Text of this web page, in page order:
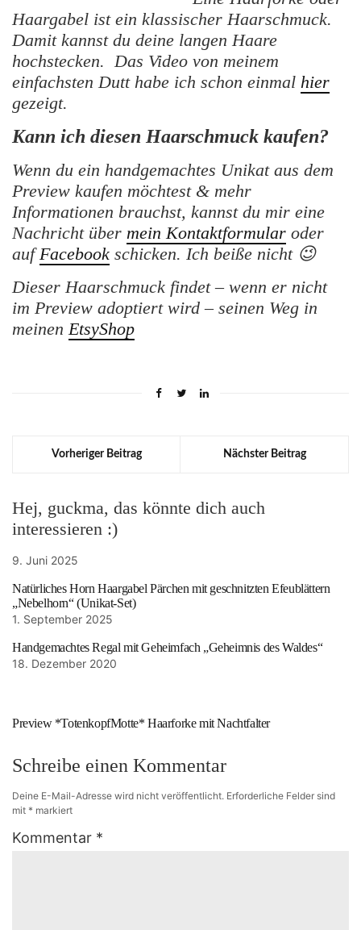
Haargabel ist ein klassischer Haarschmuck.
Damit kannst du deine langen Haare
hochstecken. Das Video von meinem
einfachsten Dutt habe ich schon einmal hier
gezeigt.
Kann ich diesen Haarschmuck kaufen?
Wenn du ein handgemachtes Unikat aus dem
Preview kaufen möchtest & mehr
Informationen brauchst, kannst du mir eine
Nachricht über mein Kontaktformular oder
aufFacebook schicken. Ich beiße nicht 😉
Dieser Haarschmuck findet – wenn er nicht
im Preview adoptiert wird – seinen Weg in
meinen EtsyShop
Vorheriger Beitrag Nächster Beitrag
Hej, guckma, das könnte dich auch
interessieren :)
9. Juni 2025
Natürliches Horn Haargabel Pärchen mit geschnitzten Efeublättern
„Nebelhorn“ (Unikat-Set)
1. September 2025
Handgemachtes Regal mit Geheimfach „Geheimnis des Waldes“
18. Dezember 2020
Preview *TotenkopfMotte* Haarforke mit Nachtfalter
Schreibe einen Kommentar
Deine E-Mail-Adresse wird nicht veröffentlicht. Erforderliche Felder sind
mit * markiert
Kommentar *